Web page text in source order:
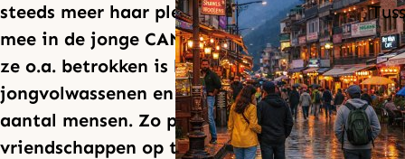
steeds meer haar plek te vinden. Zo werkt ze
mee in de jonge CAMA-kerk Les Cortes waar
ze o.a. betrokken is bij een groep voor
jongvolwassenen en het discipelen van een
aantal mensen. Zo probeert ze
vriendschappen op te bouwen, te delen over